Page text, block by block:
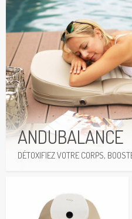
Plus d’Informations
ANDUBALANCE
DÉTOXIFIEZ VOTRE CORPS,
Plus d’Informations